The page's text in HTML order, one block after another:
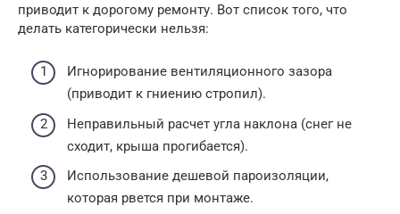
приводит к дорогому ремонту. Вот список того, что
делать категорически нельзя:
Игнорирование вентиляционного зазора
(приводит к гниению стропил).
Неправильный расчет угла наклона (снег не
сходит, крыша прогибается).
Использование дешевой пароизоляции,
которая рвется при монтаже.